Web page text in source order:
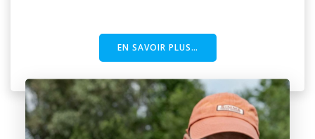
EN SAVOIR PLUS…